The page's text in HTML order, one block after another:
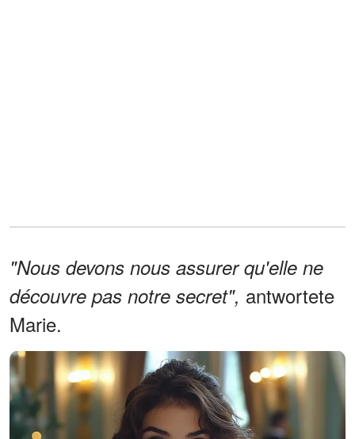
"Nous devons nous assurer qu'elle ne
découvre pas notre secret", antwortete
Marie.